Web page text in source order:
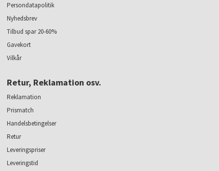
Persondatapolitik
Nyhedsbrev
Tilbud spar 20-60%
Gavekort
Vilkår
Retur, Reklamation osv.
Reklamation
Prismatch
Handelsbetingelser
Retur
Leveringspriser
Leveringstid